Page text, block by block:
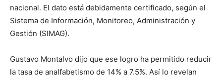
nacional. El dato está debidamente certificado, según el
Sistema de Información, Monitoreo, Administración y
Gestión (SIMAG).
Gustavo Montalvo dijo que ese logro ha permitido reducir
la tasa de analfabetismo de 14% a 7.5%. Así lo revelan